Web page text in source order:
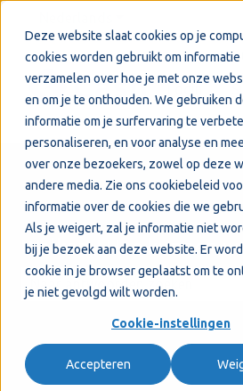
Deze website slaat cookies op je
cookies worden gebruikt om informatie
verzamelen over hoe je met onze
en om je te onthouden. We gebruiken
informatie om je surfervaring te
personaliseren, en voor analyse en
over onze bezoekers, zowel op deze
andere media. Zie ons cookiebeleid
informatie over de cookies die we
Als je weigert, zal je informatie niet
bij je bezoek aan deze website. Er
cookie in je browser geplaatst om te
je niet gevolgd wilt worden.
Cookie-instellingen
Accepteren
Welkom! Hoe kunnen